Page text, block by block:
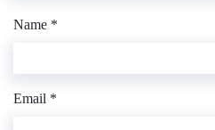
Name *
Email *